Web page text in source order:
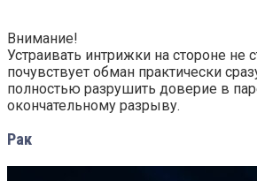
Внимание!
Устраивать интрижки на стороне не
почувствует обман практически
полностью разрушить доверие в
окончательному разрыву.
Рак